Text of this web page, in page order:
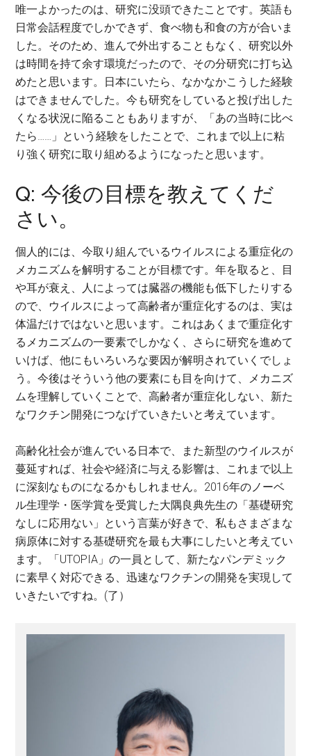
唯一よかったのは、研究に没頭できたことです。英語も
日常会話程度でしかできず、食べ物も和食の方が合いま
した。そのため、進んで外出することもなく、研究以外
は時間を持て余す環境だったので、その分研究に打ち込
めたと思います。日本にいたら、なかなかこうした経験
はできませんでした。今も研究をしていると投げ出した
くなる状況に陥ることもありますが、「あの当時に比べ
たら……」という経験をしたことで、これまで以上に粘
り強く研究に取り組めるようになったと思います。
Q: 今後の目標を教えてくだ
さい。
個人的には、今取り組んでいるウイルスによる重症化の
メカニズムを解明することが目標です。年を取ると、目
や耳が衰え、人によっては臓器の機能も低下したりする
ので、ウイルスによって高齢者が重症化するのは、実は
体温だけではないと思います。これはあくまで重症化す
るメカニズムの一要素でしかなく、さらに研究を進めて
いけば、他にもいろいろな要因が解明されていくでしょ
う。今後はそういう他の要素にも目を向けて、メカニズ
ムを理解していくことで、高齢者が重症化しない、新た
なワクチン開発につなげていきたいと考えています。
高齢化社会が進んでいる日本で、また新型のウイルスが
蔓延すれば、社会や経済に与える影響は、これまで以上
に深刻なものになるかもしれません。2016年のノーベ
ル生理学・医学賞を受賞した大隅良典先生の「基礎研究
なしに応用ない」という言葉が好きで、私もさまざまな
病原体に対する基礎研究を最も大事にしたいと考えてい
ます。「UTOPIA」の一員として、新たなパンデミック
に素早く対応できる、迅速なワクチンの開発を実現して
いきたいですね。(了）